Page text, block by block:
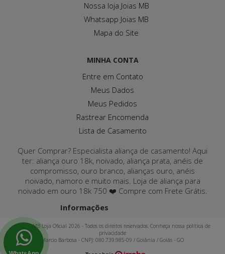
Nossa loja Joias MB
Whatsapp Joias MB
Mapa do Site
MINHA CONTA
Entre em Contato
Meus Dados
Meus Pedidos
Rastrear Encomenda
Lista de Casamento
Quer Comprar? Especialista aliança de casamento! Aqui
ter: aliança ouro 18k, noivado, aliança prata, anéis de
compromisso, ouro branco, alianças ouro, anéis
noivado, namoro e muito mais. Loja de aliança para
noivado em ouro 18k 750 ❤️ Compre com Frete Grátis.
Informações
Joias MB Loja Oficial 2026 - Todos os direitos reservados. Conheça nossa política de
privacidade
Marcio Barbosa - CNPJ: 080.739.985-09 / Goiânia / Goiás - GO